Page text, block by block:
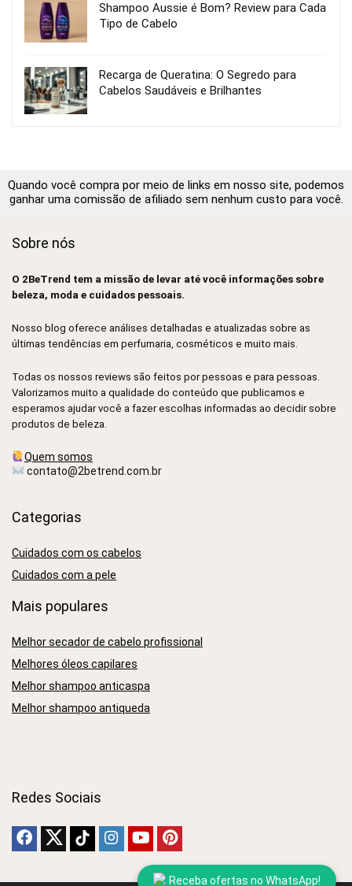
Receba ofertas no WhatsApp!
Shampoo Aussie é Bom? Review para Cada
Tipo de Cabelo
Recarga de Queratina: O Segredo para
Cabelos Saudáveis e Brilhantes
Quando você compra por meio de links em nosso site, podemos
ganhar uma comissão de afiliado sem nenhum custo para você.
Sobre nós
O 2BeTrend tem a missão de levar até você informações sobre
beleza, moda e cuidados pessoais.
Nosso blog oferece análises detalhadas e atualizadas sobre as
últimas tendências em perfumaria, cosméticos e muito mais.
Todas os nossos reviews são feitos por pessoas e para pessoas.
Valorizamos muito a qualidade do conteúdo que publicamos e
esperamos ajudar você a fazer escolhas informadas ao decidir sobre
produtos de beleza.
Quem somos
contato@2betrend.com.br
Categorias
Cuidados com os cabelos
Cuidados com a pele
Mais populares
Melhor secador de cabelo profissional
Melhores óleos capilares
Melhor shampoo anticaspa
Melhor shampoo antiqueda
Redes Sociais